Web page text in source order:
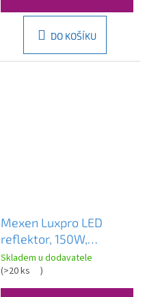
DO KOŠÍKU
Mexen Luxpro LED
reflektor, 150W,
neutrální - 4000K,
13500 lm, černá - L230-
150-40-70
Skladem u dodavatele
(>20 ks )